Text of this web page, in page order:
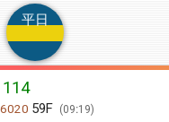
平日
114
6020 59F 09:19